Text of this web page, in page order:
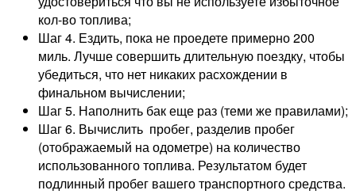
кол-во топлива;
Шаг 4. Ездить, пока не проедете примерно 200
миль. Лучше совершить длительную поездку, чтобы
убедиться, что нет никаких расхождении в
финальном вычислении;
Шаг 5. Наполнить бак еще раз (теми же правилами);
Шаг 6. Вычислить пробег, разделив пробег
(отображаемый на одометре) на количество
использованного топлива. Результатом будет
подлинный пробег вашего транспортного средства.